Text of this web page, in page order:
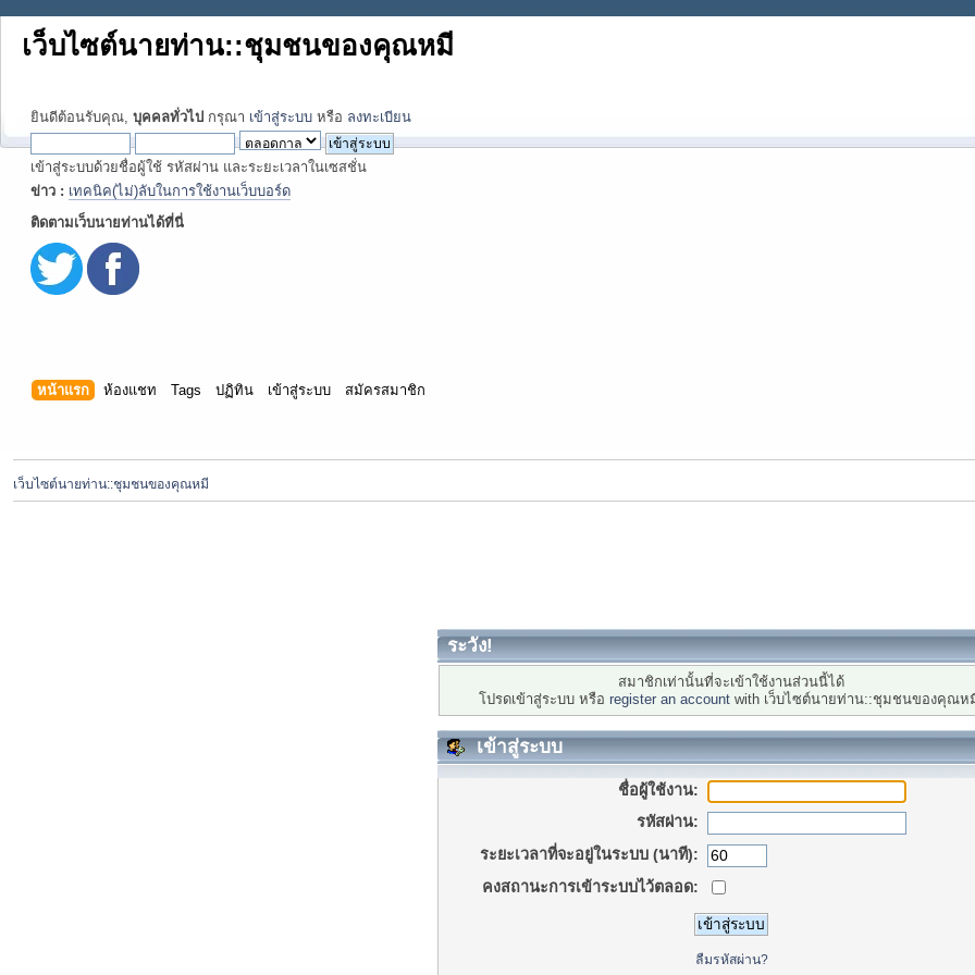
เว็บไซต์นายท่าน::ชุมชนของคุณหมี
ยินดีต้อนรับคุณ, บุคคลทั่วไป กรุณา เข้าสู่ระบบ หรือ ลงทะเบียน
เข้าสู่ระบบด้วยชื่อผู้ใช้ รหัสผ่าน และระยะเวลาในเซสชั่น
ข่าว : เทคนิค(ไม่)ลับในการใช้งานเว็บบอร์ด
ติดตามเว็บนายท่านได้ที่นี่
หน้าแรก ห้องแชท Tags ปฏิทิน เข้าสู่ระบบ สมัครสมาชิก
เว็บไซต์นายท่าน::ชุมชนของคุณหมี
ระวัง!
สมาชิกเท่านั้นที่จะเข้าใช้งานส่วนนี้ได้
โปรดเข้าสู่ระบบ หรือ register an account with เว็บไซต์นายท่าน::ชุมชนของคุณห
เข้าสู่ระบบ
ชื่อผู้ใช้งาน:
รหัสผ่าน:
ระยะเวลาที่จะอยู่ในระบบ (นาที):
คงสถานะการเข้าระบบไว้ตลอด:
ลืมรหัสผ่าน?